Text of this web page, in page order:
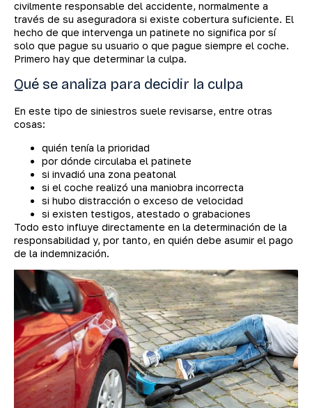
civilmente responsable del accidente, normalmente a
través de su aseguradora si existe cobertura suficiente. El
hecho de que intervenga un patinete no significa por sí
solo que pague su usuario o que pague siempre el coche.
Primero hay que determinar la culpa.
Qué se analiza para decidir la culpa
En este tipo de siniestros suele revisarse, entre otras
cosas:
quién tenía la prioridad
por dónde circulaba el patinete
si invadió una zona peatonal
si el coche realizó una maniobra incorrecta
si hubo distracción o exceso de velocidad
si existen testigos, atestado o grabaciones
Todo esto influye directamente en la determinación de la
responsabilidad y, por tanto, en quién debe asumir el pago
de la indemnización.